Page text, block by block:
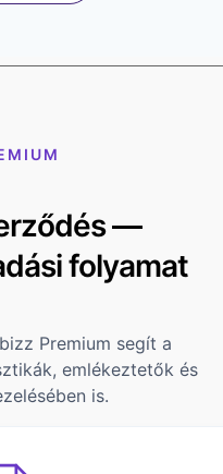
—
folyamat
Premium segít a
emlékeztetők és
is.